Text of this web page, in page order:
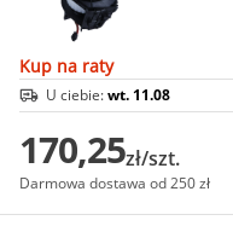
Kup na raty
U ciebie:wt. 11.08
170,25zł/szt.
Darmowa dostawa od 250 zł